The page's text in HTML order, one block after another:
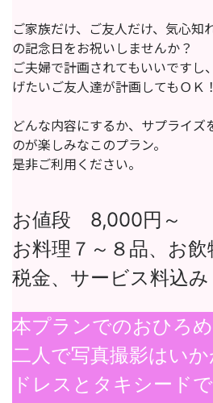
ご家族だけ、ご友人だけ、気心知
の記念日をお祝いしませんか？
ご夫婦で計画されてもいいですし
げたいご友人達が計画してもＯＫ！
どんな内容にするか、サプライズ
のが楽しみなこのプラン。
是非ご利用ください。
お値段 8,000円～
お料理７～８品、お飲
税金、サービス料込み
本プランでのおひろ
二人で写真撮影はい
ドレスとタキシード